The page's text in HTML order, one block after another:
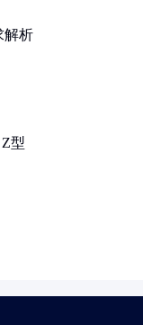
解析
型